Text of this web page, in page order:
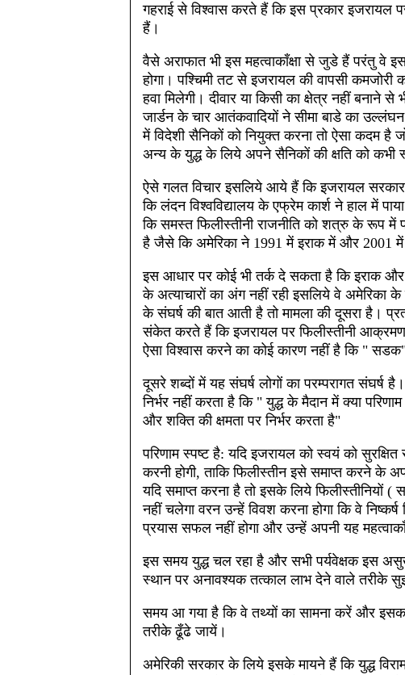
गहराई से विश्वास करते हैं कि इस प्रकार
हैं।
वैसे अराफात भी इस महत्वाकाँक्षा से जुडे हैं परंतु वे
होगा। पश्चिमी तट से इजरायल की वापसी
हवा मिलेगी। दीवार या किसी का क्षेत्र नहीं बनाने से
जार्डन के चार आतंकवादियों ने सीमा बाडे का
में विदेशी सैनिकों को नियुक्त करना तो ऐसा कदम है
अन्य के युद्ध के लिये अपने सैनिकों की क्षति को कभी
ऐसे गलत विचार इसलिये आये हैं कि इजरायल
कि लंदन विश्वविद्यालय के एफ्रेम कार्श ने हाल में
कि समस्त फिलीस्तीनी राजनीति को शत्रु के रूप में
है जैसे कि अमेरिका ने 1991 में इराक में और 2001 में
इस आधार पर कोई भी तर्क दे सकता है कि इराक
के अत्याचारों का अंग नहीं रही इसलिये वे
के संघर्ष की बात आती है तो मामला की दूसरा है।
संकेत करते हैं कि इजरायल पर फिलीस्तीनी आक्रमण
ऐसा विश्वास करने का कोई कारण नहीं है कि "
दूसरे शब्दों में यह संघर्ष लोगों का परम्परागत संघर्ष
निर्भर नहीं करता है कि " युद्ध के मैदान में क्या
और शक्ति की क्षमता पर निर्भर करता है"
परिणाम स्पष्ट है: यदि इजरायल को स्वयं को
करनी होगी, ताकि फिलीस्तीन इसे समाप्त करने के
यदि समाप्त करना है तो इसके लिये फिलीस्तीनियों
नहीं चलेगा वरन उन्हें विवश करना होगा कि वे
प्रयास सफल नहीं होगा और उन्हें अपनी यह
इस समय युद्ध चल रहा है और सभी पर्यवेक्षक इस
स्थान पर अनावश्यक तत्काल लाभ देने वाले तरीके
समय आ गया है कि वे तथ्यों का सामना करें और
तरीके ढूँढे जायें।
अमेरिकी सरकार के लिये इसके मायने हैं कि युद्ध